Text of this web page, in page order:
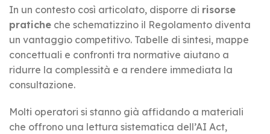
In un contesto così articolato, disporre di risorse
pratiche che schematizzino il Regolamento diventa
un vantaggio competitivo. Tabelle di sintesi, mappe
concettuali e confronti tra normative aiutano a
ridurre la complessità e a rendere immediata la
consultazione.
Molti operatori si stanno già affidando a materiali
che offrono una lettura sistematica dell’AI Act,